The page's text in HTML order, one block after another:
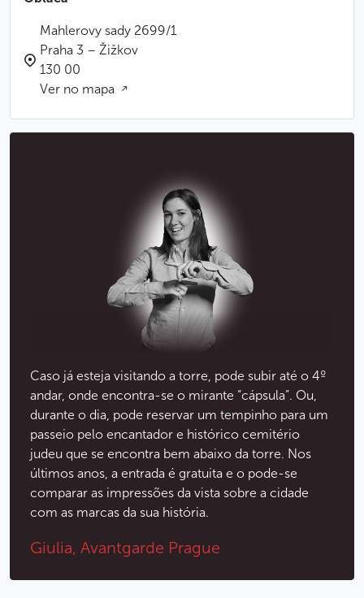
Mahlerovy sady 2699/1
Praha 3 – Žižkov
130 00
Ver no mapa
Caso já esteja visitando a torre, pode subir até o 4º
andar, onde encontra-se o mirante “cápsula”. Ou,
durante o dia, pode reservar um tempinho para um
passeio pelo encantador e histórico cemitério
judeu que se encontra bem abaixo da torre. Nos
últimos anos, a entrada é gratuita e o pode-se
comparar as impressões da vista sobre a cidade
com as marcas da sua história.
Giulia, Avantgarde Prague